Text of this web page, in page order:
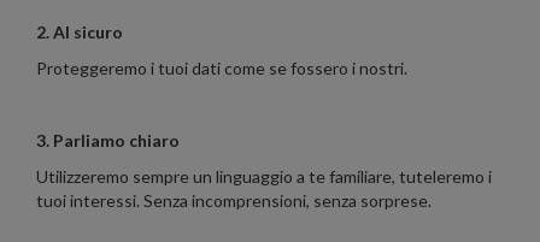
2. Al sicuro
Proteggeremo i tuoi dati come se fossero i nostri.
3. Parliamo chiaro
Utilizzeremo sempre un linguaggio a te familiare, tuteleremo i
tuoi interessi. Senza incomprensioni, senza sorprese.